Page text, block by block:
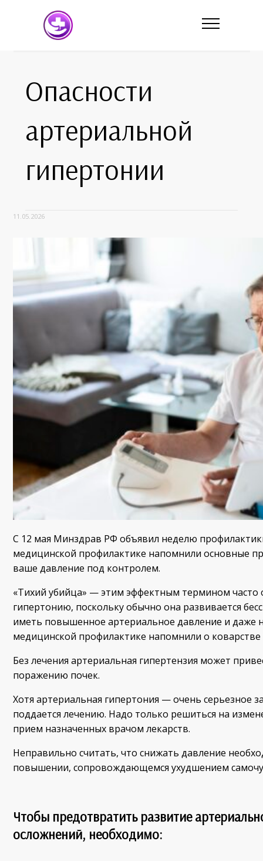
Опасности
артериальной
гипертонии
11.05.2026
С 12 мая Минздрав РФ объявил неделю
медицинской профилактике напомнили основные
ваше давление под контролем.
«Тихий убийца» — этим эффектным термином
гипертонию, поскольку обычно она развивается
иметь повышенное артериальное давление и даже
медицинской профилактике напомнили о
Без лечения артериальная гипертензия может
поражению почек.
Хотя артериальная гипертония — очень серьезное
поддается лечению. Надо только решиться на
прием назначенных врачом лекарств.
Неправильно считать, что снижать давление
повышении, сопровождающемся ухудшением
Чтобы предотвратить развитие
осложнений, необходимо: